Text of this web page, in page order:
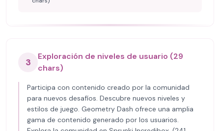
3
Exploración de niveles de usuario (29
chars)
Participa con contenido creado por la comunidad
para nuevos desafíos. Descubre nuevos niveles y
estilos de juego. Geometry Dash ofrece una amplia
gama de contenido generado por los usuarios.